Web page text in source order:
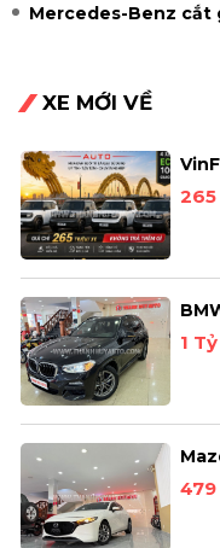
Mercedes-Benz cắt
XE MỚI VỀ
1